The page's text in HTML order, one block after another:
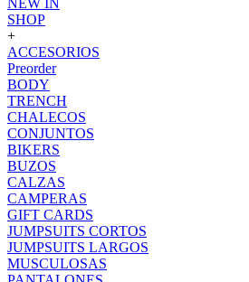
NEW IN
SHOP
+
ACCESORIOS
Preorder
BODY
TRENCH
CHALECOS
CONJUNTOS
BIKERS
BUZOS
CALZAS
CAMPERAS
GIFT CARDS
JUMPSUITS CORTOS
JUMPSUITS LARGOS
MUSCULOSAS